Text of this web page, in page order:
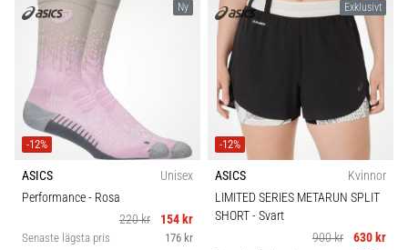
Ny
-12%
ASICS
Unisex
Performance- Rosa
220 kr
154 kr
Senaste lägsta pris 176 kr
Exklusivt
-12%
ASICS
Kvinnor
LIMITED SERIES METARUN SPLIT
SHORT- Svart
900 kr
630 kr